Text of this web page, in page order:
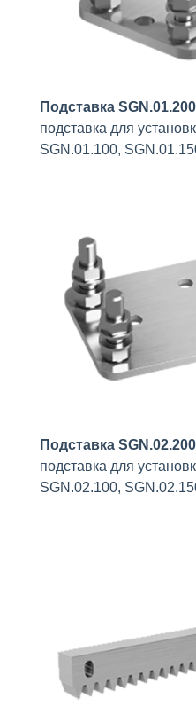
Подставка SGN.01.200
подставка для
SGN.01.100,
Подставка SGN.02.200
подставка для
SGN.02.100,